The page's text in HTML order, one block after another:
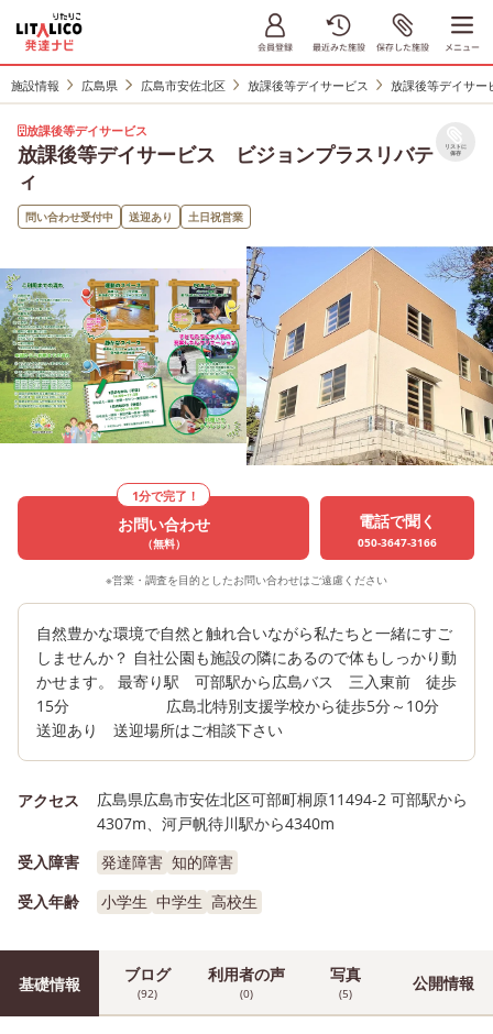
施設情報 広島県 広島市安佐北区 放課後等デイサービス 放課後等デイサ
放課後等デイサービス
放課後等デイサービス ビジョンプラスリバテ
ィ
リストに
保存
問い合わせ受付中 送迎あり 土日祝営業
1分で完了！
お問い合わせ
（無料）
電話で聞く
050-3647-3166
※営業・調査を目的としたお問い合わせはご遠慮ください
自然豊かな環境で自然と触れ合いながら私たちと一緒にすご
しませんか？ 自社公園も施設の隣にあるので体もしっかり動
かせます。 最寄り駅 可部駅から広島バス 三入東前 徒歩
15分 広島北特別支援学校から徒歩5分～10分
送迎あり 送迎場所はご相談下さい
アクセス
広島県広島市安佐北区可部町桐原11494‐2 可部駅から
4307m、河戸帆待川駅から4340m
受入障害
発達障害 知的障害
受入年齢
小学生 中学生 高校生
基礎情報 ブログ
(92)
利用者の声
(0)
写真
(5)
公開情報